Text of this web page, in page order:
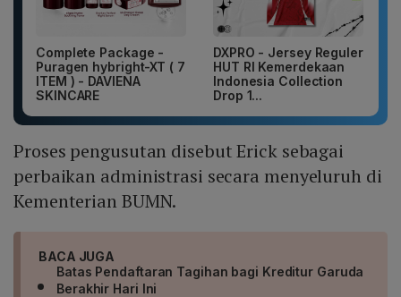
Complete Package -
Puragen hybright-XT ( 7
ITEM ) - DAVIENA
SKINCARE
DXPRO - Jersey Reguler
HUT RI Kemerdekaan
Indonesia Collection
Drop 1...
Proses pengusutan disebut Erick sebagai
perbaikan administrasi secara menyeluruh di
Kementerian BUMN.
BACA JUGA
Batas Pendaftaran Tagihan bagi Kreditur Garuda
Berakhir Hari Ini